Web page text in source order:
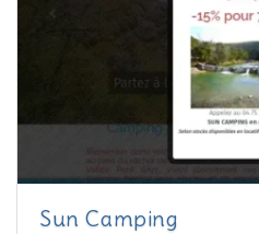
Sun Camping